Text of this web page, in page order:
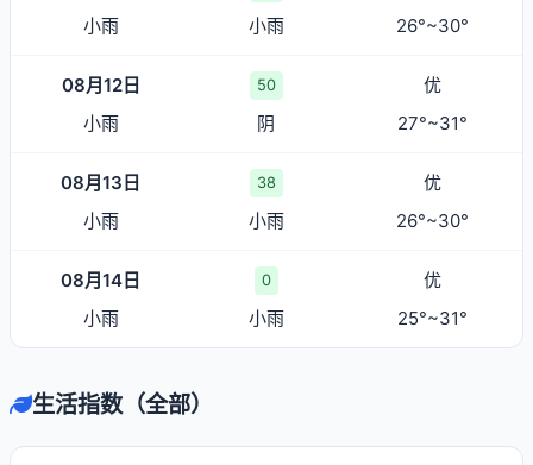
小雨
小雨 26°~30°
08月12日 50
优
小雨
阴 27°~31°
08月13日 38
优
小雨
小雨 26°~30°
08月14日 0
优
小雨
小雨 25°~31°
生活指数（全部）